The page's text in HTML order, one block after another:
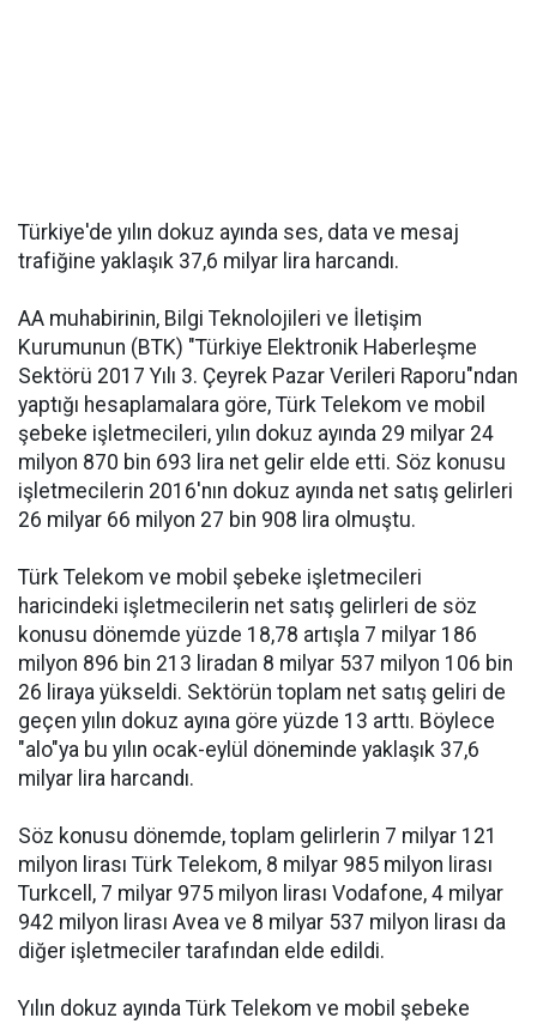
Türkiye'de yılın dokuz ayında ses, data ve mesaj
trafiğine yaklaşık 37,6 milyar lira harcandı.
AA muhabirinin, Bilgi Teknolojileri ve İletişim
Kurumunun (BTK) "Türkiye Elektronik Haberleşme
Sektörü 2017 Yılı 3. Çeyrek Pazar Verileri Raporu"ndan
yaptığı hesaplamalara göre, Türk Telekom ve mobil
şebeke işletmecileri, yılın dokuz ayında 29 milyar 24
milyon 870 bin 693 lira net gelir elde etti. Söz konusu
işletmecilerin 2016'nın dokuz ayında net satış gelirleri
26 milyar 66 milyon 27 bin 908 lira olmuştu.
Türk Telekom ve mobil şebeke işletmecileri
haricindeki işletmecilerin net satış gelirleri de söz
konusu dönemde yüzde 18,78 artışla 7 milyar 186
milyon 896 bin 213 liradan 8 milyar 537 milyon 106 bin
26 liraya yükseldi. Sektörün toplam net satış geliri de
geçen yılın dokuz ayına göre yüzde 13 arttı. Böylece
"alo"ya bu yılın ocak-eylül döneminde yaklaşık 37,6
milyar lira harcandı.
Söz konusu dönemde, toplam gelirlerin 7 milyar 121
milyon lirası Türk Telekom, 8 milyar 985 milyon lirası
Turkcell, 7 milyar 975 milyon lirası Vodafone, 4 milyar
942 milyon lirası Avea ve 8 milyar 537 milyon lirası da
diğer işletmeciler tarafından elde edildi.
Yılın dokuz ayında Türk Telekom ve mobil şebeke